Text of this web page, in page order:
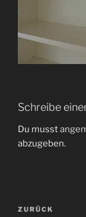
Schreibe
Du musst
abzugeben.
Vorheriger
ZURÜCK